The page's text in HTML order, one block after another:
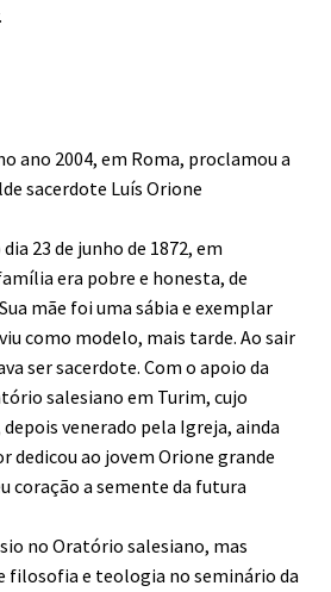
ano 2004, em Roma, proclamou a
sacerdote Luís Orione
23 de junho de 1872, em
era pobre e honesta, de
mãe foi uma sábia e exemplar
como modelo, mais tarde. Ao sair
ser sacerdote. Com o apoio da
salesiano em Turim, cujo
venerado pela Igreja, ainda
dedicou ao jovem Orione grande
coração a semente da futura
no Oratório salesiano, mas
filosofia e teologia no seminário da